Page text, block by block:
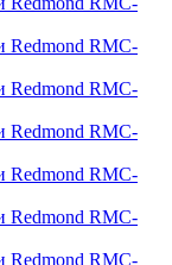
Redmond RMC-
Redmond RMC-
Redmond RMC-
Redmond RMC-
Redmond RMC-
Redmond RMC-